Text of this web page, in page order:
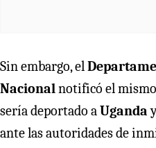
Sin embargo, el
Nacionalnotificó el mismo
sería deportado aUganda
ante las autoridades de